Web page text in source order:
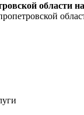
области